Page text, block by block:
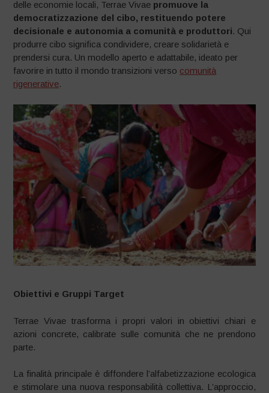
delle economie locali, Terrae Vivae promuove la
democratizzazione del cibo, restituendo potere
decisionale e autonomia a comunità e produttori. Qui
produrre cibo significa condividere, creare solidarietà e
prendersi cura. Un modello aperto e adattabile, ideato per
favorire in tutto il mondo transizioni verso comunità
rigenerative.
Obiettivi e Gruppi Target
Terrae Vivae trasforma i propri valori in obiettivi chiari e
azioni concrete, calibrate sulle comunità che ne prendono
parte.
La finalità principale è diffondere l’alfabetizzazione ecologica
e stimolare una nuova responsabilità collettiva. L’approccio,